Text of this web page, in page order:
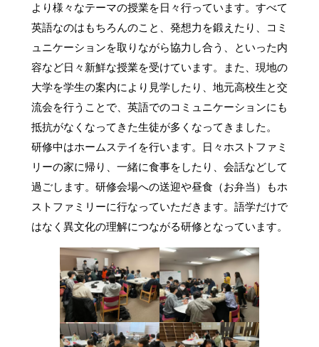
より様々なテーマの授業を日々行っています。すべて
英語なのはもちろんのこと、発想力を鍛えたり、コミ
ュニケーションを取りながら協力し合う、といった内
容など日々新鮮な授業を受けています。また、現地の
大学を学生の案内により見学したり、地元高校生と交
流会を行うことで、英語でのコミュニケーションにも
抵抗がなくなってきた生徒が多くなってきました。
研修中はホームステイを行います。日々ホストファミ
リーの家に帰り、一緒に食事をしたり、会話などして
過ごします。研修会場への送迎や昼食（お弁当）もホ
ストファミリーに行なっていただきます。語学だけで
はなく異文化の理解につながる研修となっています。